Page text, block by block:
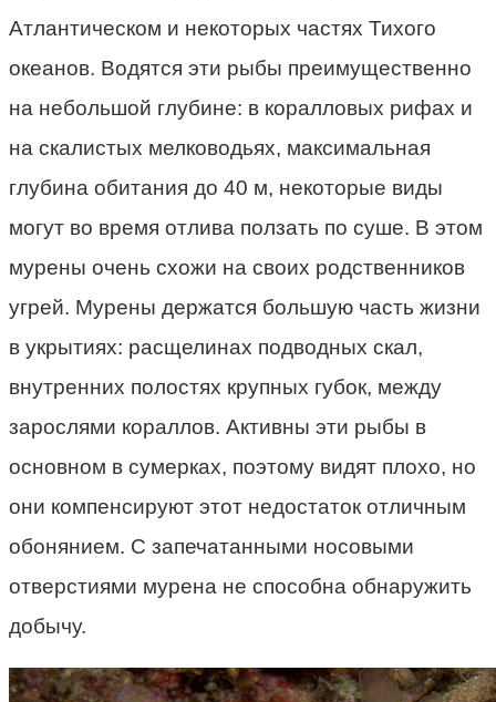
Атлантическом и некоторых частях Тихого
океанов. Водятся эти рыбы преимущественно
на небольшой глубине: в коралловых рифах и
на скалистых мелководьях, максимальная
глубина обитания до 40 м, некоторые виды
могут во время отлива ползать по суше. В этом
мурены очень схожи на своих родственников
угрей. Мурены держатся большую часть жизни
в укрытиях: расщелинах подводных скал,
внутренних полостях крупных губок, между
зарослями кораллов. Активны эти рыбы в
основном в сумерках, поэтому видят плохо, но
они компенсируют этот недостаток отличным
обонянием. С запечатанными носовыми
отверстиями мурена не способна обнаружить
добычу.